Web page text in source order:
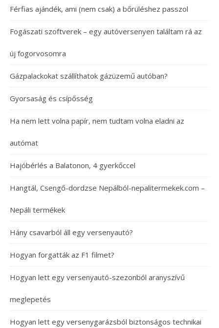
Férfias ajándék, ami (nem csak) a bőrüléshez passzol
Fogászati szoftverek – egy autóversenyen találtam rá az
új fogorvosomra
Gázpalackokat szállíthatok gázüzemű autóban?
Gyorsaság és csípősség
Ha nem lett volna papír, nem tudtam volna eladni az
autómat
Hajóbérlés a Balatonon, 4 gyerkőccel
Hangtál, Csengő-dordzse Nepálból-nepalitermekek.com –
Nepáli termékek
Hány csavarból áll egy versenyautó?
Hogyan forgatták az F1 filmet?
Hogyan lett egy versenyautó-szezonból aranyszívű
meglepetés
Hogyan lett egy versenygarázsból biztonságos technikai